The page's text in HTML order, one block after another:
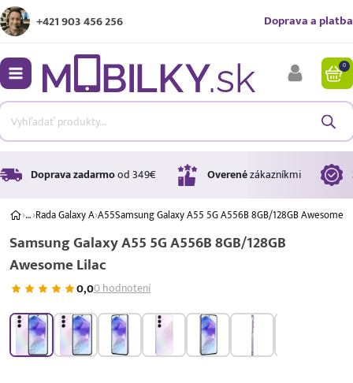
+421 903 456 256 Doprava a platba
0
Doprava zadarmood 349€ Overenézákazníkmi
›…›Rada Galaxy A›A55Samsung Galaxy A55 5G A556B 8GB/128GB Awesome
Samsung Galaxy A55 5G A556B 8GB/128GB
Awesome Lilac
0,00 hodnotení
A A ↑
G
Úrok
17,99 %